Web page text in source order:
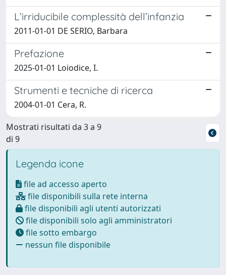
L’irriducibile complessità dell’infanzia
2011-01-01 DE SERIO, Barbara
Prefazione
2025-01-01 Loiodice, I.
Strumenti e tecniche di ricerca
2004-01-01 Cera, R.
Mostrati risultati da 3 a 9
di 9
Legenda icone
file ad accesso aperto
file disponibili sulla rete interna
file disponibili agli utenti autorizzati
file disponibili solo agli amministratori
file sotto embargo
nessun file disponibile